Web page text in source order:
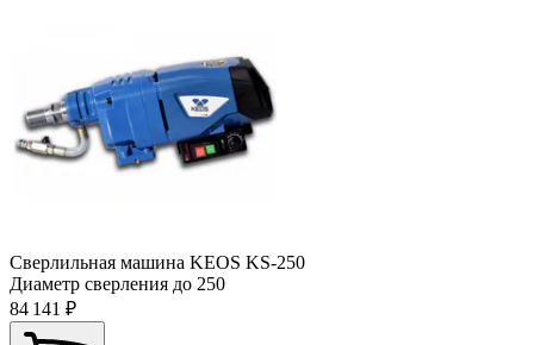
Сверлильная машина KEOS KS-250
Диаметр сверления до 250
84 141 ₽